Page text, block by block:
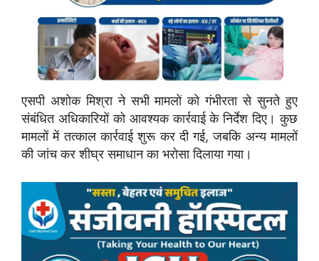
एसपी अशोक मिश्रा ने सभी मामलों को गंभीरता से सुनते हुए
संबंधित अधिकारियों को आवश्यक कार्रवाई के निर्देश दिए। कुछ
मामलों में तत्काल कार्रवाई शुरू कर दी गई, जबकि अन्य मामलों
की जांच कर शीघ्र समाधान का भरोसा दिलाया गया।